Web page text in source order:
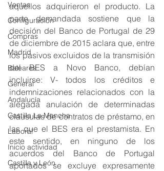
Ventas
Configuración
Compras
Madrid
Baleares
General
Andalucía
Castilla La Mancha
Laboral
Inicio actividad
Castilla y León
aquellos adquirieron el producto. La
parte demandada sostiene que la
decisión del Banco de Portugal de 29
de diciembre de 2015 aclara que, entre
los pasivos excluidos de la transmisión
del BES a Novo Banco, debían
incluirse: V- todos los créditos e
indemnizaciones relacionados con la
alegada anulación de determinadas
cláusulas de contratos de préstamo, en
las que el BES era el prestamista. En
este sentido, en ninguno de los
acuerdos del Banco de Portugal
aportados se excluye expresamente